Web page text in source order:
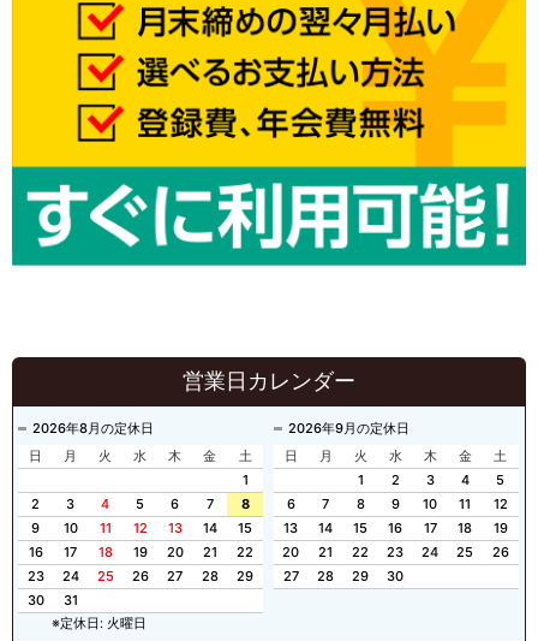
営業日カレンダー
2026年8月の定休日
日
月 火 水 木 金
土
1
2
3 4 5 6 7
8
9
10 11 12 13 14
15
16
17 18 19 20 21
22
23
24 25 26 27 28
29
30
31
2026年9月の定休日
日
月 火 水 木 金
土
1
2 3 4
5
6
7 8 9 10 11
12
13
14 15 16 17 18
19
20
21 22 23 24 25
26
27
28 29 30
※定休日: 火曜日